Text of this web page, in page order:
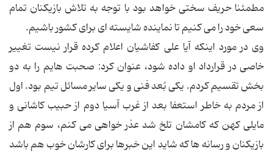
مطمئنا حریف سختی خواهد بود با توجه به تلاش بازیکنان تمام
سعی خود را می کنیم تا نماینده شایسته ای برای کشور باشیم.
وی در مورد اینکه آیا علی کفاشیان اعلام کرده قرار نیست تغییر
خاصی در قرارداد او داده شود، عنوان کرد: صحبت هایم را به دو
بخش تقسیم کردم. یکی بُعد فنی و یکی سایر مسائل تیم بود. اول
از مردم به خاطر استعفا بعد از غرب آسیا دوم از حبیب کاشانی و
مایلی کهن که کامشان تلخ شد عذر خواهی می کنم، سوم هم از
بازیکنان و رسانه ها که شاید این خبرها برای کارشان خوب هم باشد